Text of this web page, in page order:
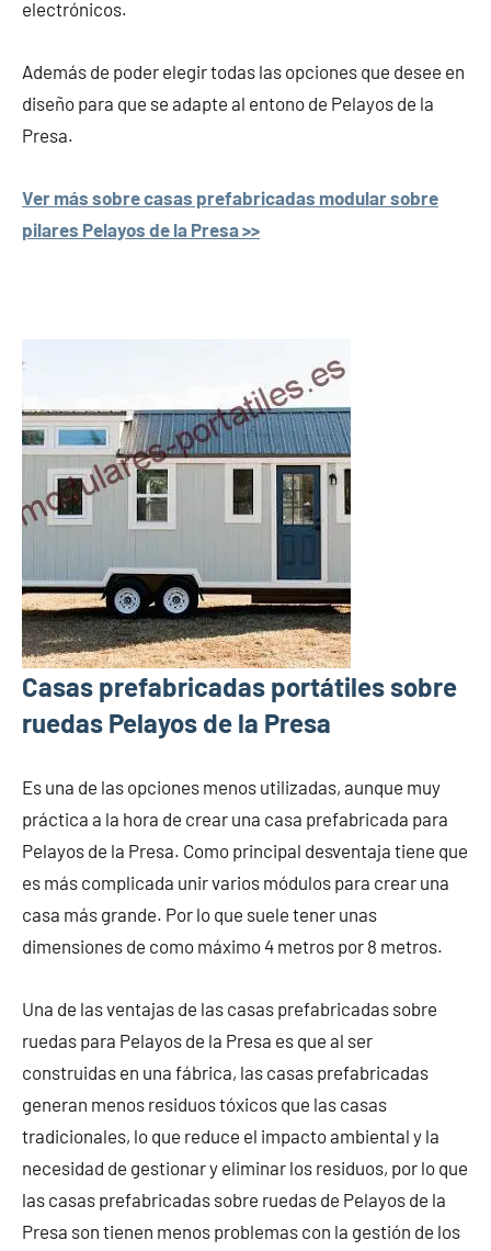
electrónicos.
Además de poder elegir todas las opciones que desee en
diseño para que se adapte al entono de Pelayos de la
Presa.
Ver más sobre casas prefabricadas modular sobre
pilares Pelayos de la Presa >>
Casas prefabricadas portátiles sobre
ruedas Pelayos de la Presa
Es una de las opciones menos utilizadas, aunque muy
práctica a la hora de crear una casa prefabricada para
Pelayos de la Presa. Como principal desventaja tiene que
es más complicada unir varios módulos para crear una
casa más grande. Por lo que suele tener unas
dimensiones de como máximo 4 metros por 8 metros.
Una de las ventajas de las casas prefabricadas sobre
ruedas para Pelayos de la Presa es que al ser
construidas en una fábrica, las casas prefabricadas
generan menos residuos tóxicos que las casas
tradicionales, lo que reduce el impacto ambiental y la
necesidad de gestionar y eliminar los residuos, por lo que
las casas prefabricadas sobre ruedas de Pelayos de la
Presa son tienen menos problemas con la gestión de los